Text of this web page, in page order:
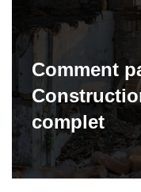
Comment
complet